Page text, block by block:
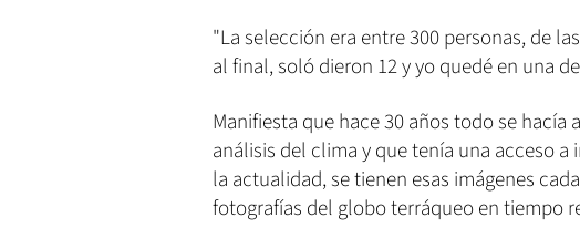
"La selección era entre 300 personas, de
al final, soló dieron 12 y yo quedé en una
Manifiesta que hace 30 años todo se hacía
análisis del clima y que tenía una acceso
la actualidad, se tienen esas imágenes
fotografías del globo terráqueo en tiempo